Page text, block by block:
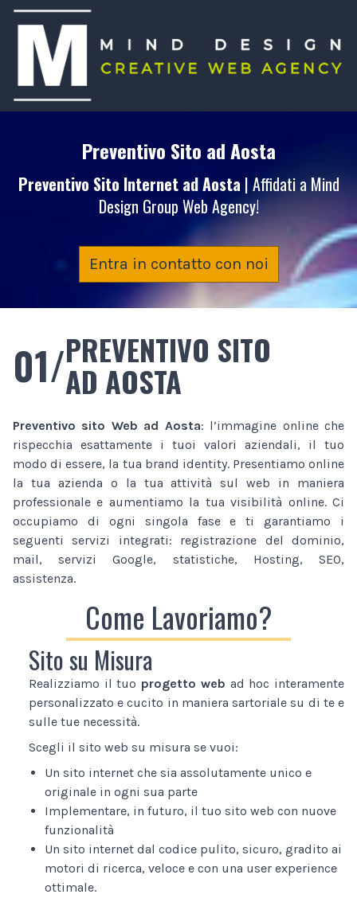
Preventivo Sito ad Aosta
Preventivo Sito Internet ad Aosta | Affidati a Mind
Design Group Web Agency!
Entra in contatto con noi
01/PREVENTIVO SITO
AD AOSTA
Preventivo sito Web ad Aosta: l’immagine online che
rispecchia esattamente i tuoi valori aziendali, il tuo
modo di essere, la tua brand identity. Presentiamo online
la tua azienda o la tua attività sul web in maniera
professionale e aumentiamo la tua visibilità online. Ci
occupiamo di ogni singola fase e ti garantiamo i
seguenti servizi integrati: registrazione del dominio,
mail, servizi Google, statistiche, Hosting, SEO,
assistenza.
Come Lavoriamo?
Sito su Misura
Realizziamo il tuo progetto web ad hoc interamente
personalizzato e cucito in maniera sartoriale su di te e
sulle tue necessità.
Scegli il sito web su misura se vuoi:
Un sito internet che sia assolutamente unico e
originale in ogni sua parte
Implementare, in futuro, il tuo sito web con nuove
funzionalità
Un sito internet dal codice pulito, sicuro, gradito ai
motori di ricerca, veloce e con una user experience
ottimale.